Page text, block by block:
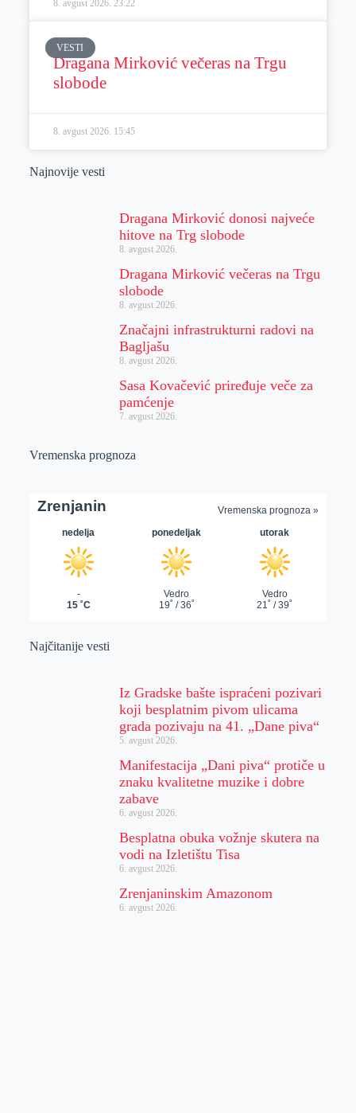
8. avgust 2026. 23:22
VESTI
Dragana Mirković večeras na Trgu
slobode
8. avgust 2026. 15:45
Najnovije vesti
Dragana Mirković donosi najveće
hitove na Trg slobode
8. avgust 2026.
Dragana Mirković večeras na Trgu
slobode
8. avgust 2026.
Značajni infrastrukturni radovi na
Bagljašu
8. avgust 2026.
Sasa Kovačević priređuje veče za
pamćenje
7. avgust 2026.
Vremenska prognoza
Najčitanije vesti
Iz Gradske bašte ispraćeni pozivari
koji besplatnim pivom ulicama
grada pozivaju na 41. „Dane piva“
5. avgust 2026.
Manifestacija „Dani piva“ protiče u
znaku kvalitetne muzike i dobre
zabave
6. avgust 2026.
Besplatna obuka vožnje skutera na
vodi na Izletištu Tisa
6. avgust 2026.
Zrenjaninskim Amazonom
6. avgust 2026.